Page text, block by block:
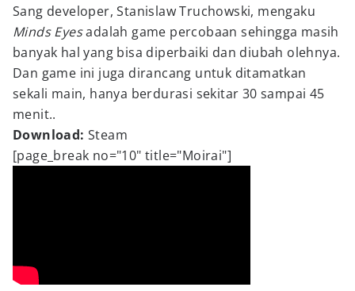
Sang developer, Stanislaw Truchowski, mengaku
Minds Eyesadalah game percobaan sehingga masih
banyak hal yang bisa diperbaiki dan diubah olehnya.
Dan game ini juga dirancang untuk ditamatkan
sekali main, hanya berdurasi sekitar 30 sampai 45
menit..
Download: Steam
[page_break no="10" title="Moirai"]